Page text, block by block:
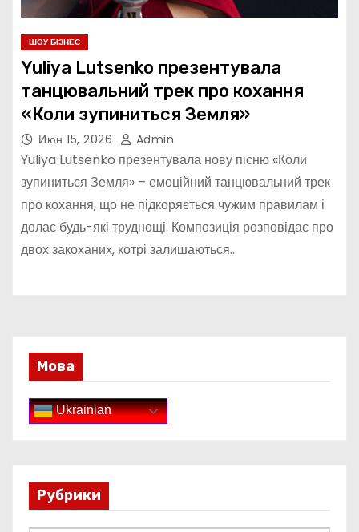
ШОУ БІЗНЕС
Yuliya Lutsenko презентувала
танцювальний трек про кохання
«Коли зупиниться Земля»
Июн 15, 2026 Admin
Yuliya Lutsenko презентувала нову пісню «Коли
зупиниться Земля» – емоційний танцювальний трек
про кохання, що не підкоряється чужим правилам і
долає будь-які труднощі. Композиція розповідає про
двох закоханих, котрі залишаються…
Мова
Ukrainian
Рубрики